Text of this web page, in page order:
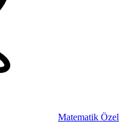
Matematik Özel